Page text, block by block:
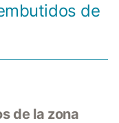
de
de la zona